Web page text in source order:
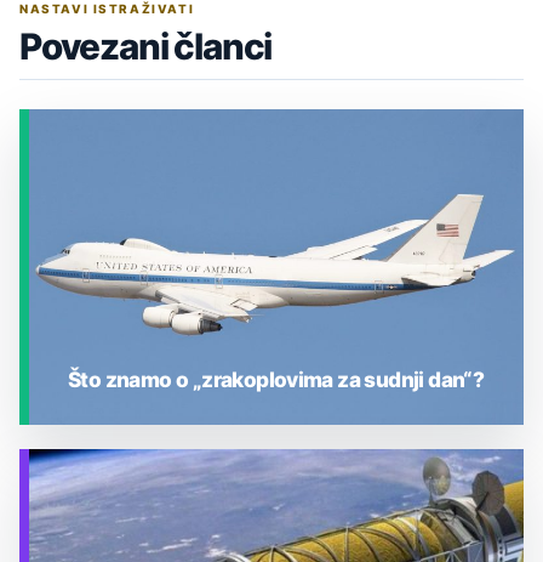
NASTAVI ISTRAŽIVATI
Povezani članci
JESTE LI ZNALI?
Što znamo o „zrakoplovima za sudnji dan“?